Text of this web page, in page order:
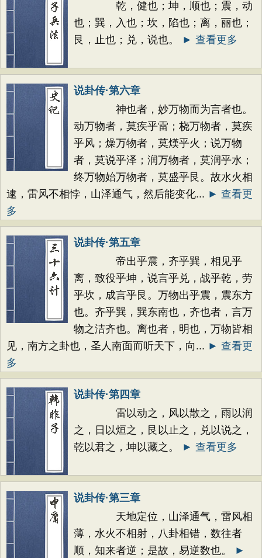
乾，健也；坤，顺也；震，动
也；巽，入也；坎，陷也；离，丽也；
艮，止也；兑，说也。
► 查看更多
说卦传·第六章
神也者，妙万物而为言者也。
动万物者，莫疾乎雷；桡万物者，莫疾
乎风；燥万物者，莫熯乎火；说万物
者，莫说乎泽；润万物者，莫润乎水；
终万物始万物者，莫盛乎艮。故水火相
逮，雷风不相悖，山泽通气，然后能变化... ► 查看更
多
说卦传·第五章
帝出乎震，齐乎巽，相见乎
离，致役乎坤，说言乎兑，战乎乾，劳
乎坎，成言乎艮。万物出乎震，震东方
也。齐乎巽，巽东南也，齐也者，言万
物之洁齐也。离也者，明也，万物皆相
见，南方之卦也，圣人南面而听天下，向... ► 查看更
多
说卦传·第四章
雷以动之，风以散之，雨以润
之，日以烜之，艮以止之，兑以说之，
乾以君之，坤以藏之。
► 查看更多
说卦传·第三章
天地定位，山泽通气，雷风相
薄，水火不相射，八卦相错，数往者
顺，知来者逆；是故，易逆数也。
►